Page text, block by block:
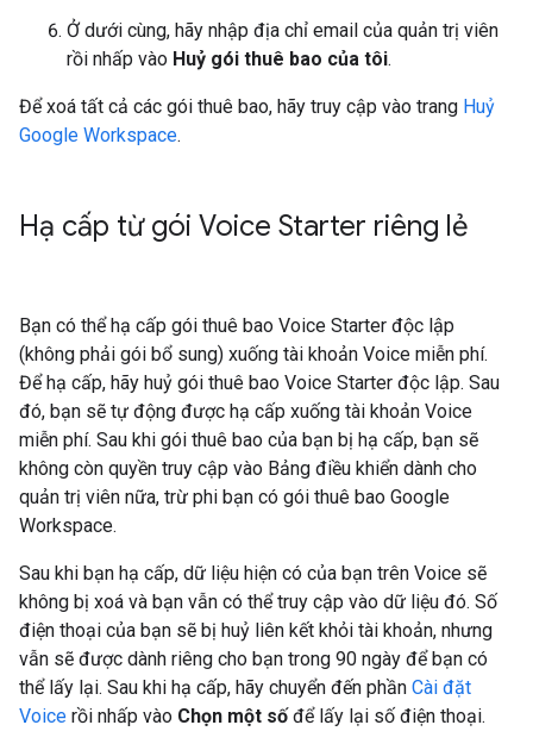
Ở dưới cùng, hãy nhập địa chỉ email của quản trị viên
rồi nhấp vào Huỷ gói thuê bao của tôi.
Để xoá tất cả các gói thuê bao, hãy truy cập vào trang Huỷ
Google Workspace.
Hạ cấp từ gói Voice Starter riêng lẻ
Bạn có thể hạ cấp gói thuê bao Voice Starter độc lập
(không phải gói bổ sung) xuống tài khoản Voice miễn phí.
Để hạ cấp, hãy huỷ gói thuê bao Voice Starter độc lập. Sau
đó, bạn sẽ tự động được hạ cấp xuống tài khoản Voice
miễn phí. Sau khi gói thuê bao của bạn bị hạ cấp, bạn sẽ
không còn quyền truy cập vào Bảng điều khiển dành cho
quản trị viên nữa, trừ phi bạn có gói thuê bao Google
Workspace.
Sau khi bạn hạ cấp, dữ liệu hiện có của bạn trên Voice sẽ
không bị xoá và bạn vẫn có thể truy cập vào dữ liệu đó. Số
điện thoại của bạn sẽ bị huỷ liên kết khỏi tài khoản, nhưng
vẫn sẽ được dành riêng cho bạn trong 90 ngày để bạn có
thể lấy lại. Sau khi hạ cấp, hãy chuyển đến phần Cài đặt
Voice rồi nhấp vào Chọn một sốđể lấy lại số điện thoại.